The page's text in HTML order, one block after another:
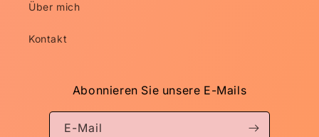
Über mich
Kontakt
Abonnieren Sie unsere E-Mails
E-Mail